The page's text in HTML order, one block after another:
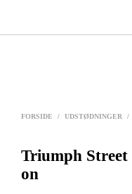
FORSIDE / UDSTØDNINGER /
Triumph Street
on